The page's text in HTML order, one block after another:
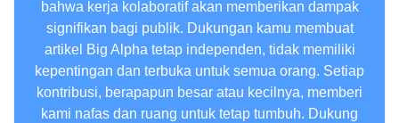
bahwa kerja kolaboratif akan memberikan dampak
signifikan bagi publik. Dukungan kamu membuat
artikel Big Alpha tetap independen, tidak memiliki
kepentingan dan terbuka untuk semua orang. Setiap
kontribusi, berapapun besar atau kecilnya, memberi
kami nafas dan ruang untuk tetap tumbuh. Dukung